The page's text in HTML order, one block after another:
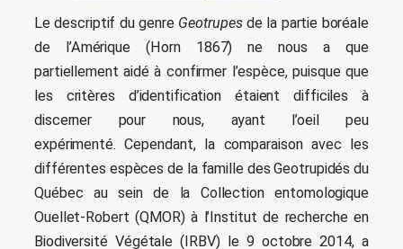
Le descriptif du genre Geotrupesde la partie boréale
de l’Amérique (Horn 1867) ne nous a que
partiellement aidé à confirmer l’espèce, puisque que
les critères d’identification étaient difficiles à
discerner pour nous, ayant l’oeil peu
expérimenté. Cependant, la comparaison avec les
différentes espèces de la famille des Geotrupidés du
Québec au sein de la Collection entomologique
Ouellet-Robert (QMOR) à l’Institut de recherche en
Biodiversité Végétale (IRBV) le 9 octobre 2014, a